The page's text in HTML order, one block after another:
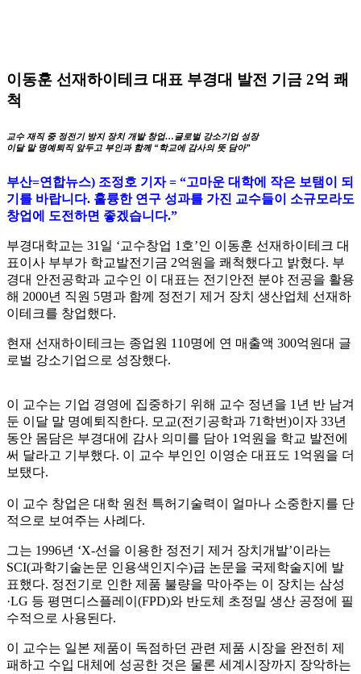
이동훈 선재하이테크 대표 부경대 발전 기금 2억 쾌
척
교수 재직 중 정전기 방지 장치 개발 창업…글로벌 강소기업 성장
이달 말 명예퇴직 앞두고 부인과 함께 “학교에 감사의 뜻 담아”
부산=연합뉴스) 조정호 기자 = “고마운 대학에 작은 보탬이 되
기를 바랍니다. 훌륭한 연구 성과를 가진 교수들이 소규모라도
창업에 도전하면 좋겠습니다.”
부경대학교는 31일 ‘교수창업 1호’인 이동훈 선재하이테크 대
표이사 부부가 학교발전기금 2억원을 쾌척했다고 밝혔다. 부
경대 안전공학과 교수인 이 대표는 전기안전 분야 전공을 활용
해 2000년 직원 5명과 함께 정전기 제거 장치 생산업체 선재하
이테크를 창업했다.
현재 선재하이테크는 종업원 110명에 연 매출액 300억원대 글
로벌 강소기업으로 성장했다.
이 교수는 기업 경영에 집중하기 위해 교수 정년을 1년 반 남겨
둔 이달 말 명예퇴직한다. 모교(전기공학과 71학번)이자 33년
동안 몸담은 부경대에 감사 의미를 담아 1억원을 학교 발전에
써 달라고 기부했다. 이 교수 부인인 이영순 대표도 1억원을 더
보탰다.
이 교수 창업은 대학 원천 특허기술력이 얼마나 소중한지를 단
적으로 보여주는 사례다.
그는 1996년 ‘X-선을 이용한 정전기 제거 장치개발’이라는
SCI(과학기술논문 인용색인지수)급 논문을 국제학술지에 발
표했다. 정전기로 인한 제품 불량을 막아주는 이 장치는 삼성
·LG 등 평면디스플레이(FPD)와 반도체 초정밀 생산 공정에 필
수적으로 사용된다.
이 교수는 일본 제품이 독점하던 관련 제품 시장을 완전히 제
패하고 수입 대체에 성공한 것은 물론 세계시장까지 장악하는